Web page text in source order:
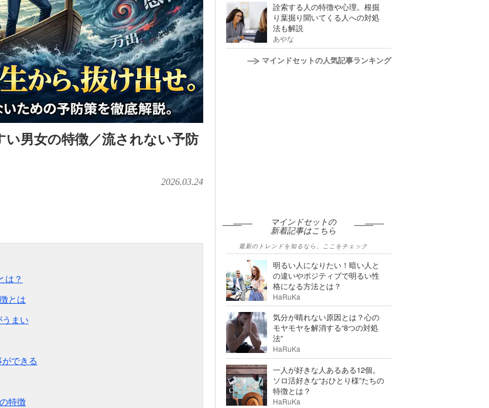
男女の特徴／流されない予防
2026.03.24
は？
とは
まい
できる
特徴
詮索する人の特徴や心理。根掘
り葉掘り聞いてくる人への対処
法も解説
あやな
マインドセットの人気記事ランキング
マインドセットの
新着記事はこちら
最新のトレンドを知るなら、ここをチェック
明るい人になりたい！暗い人と
の違いやポジティブで明るい性
格になる方法とは？
HaRuKa
気分が晴れない原因とは？心の
モヤモヤを解消する“8つの対処
法”
HaRuKa
一人が好きな人あるある12個。
ソロ活好きな“おひとり様”たちの
特徴とは？
HaRuKa